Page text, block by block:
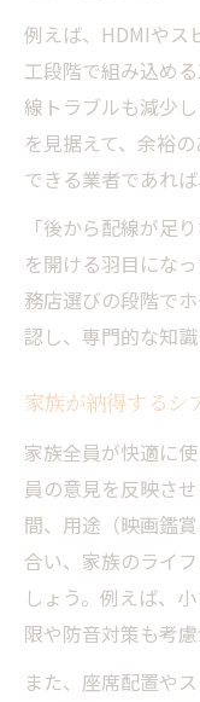
例えば、HDMIやス
工段階で組み込め
線トラブルも減少
を見据えて、余裕
できる業者であれ
「後から配線が足
を開ける羽目にな
務店選びの段階で
認し、専門的な知
家族が納得するシ
家族全員が快適に
員の意見を反映さ
間、用途（映画鑑
合い、家族のライ
しょう。例えば、
限や防音対策も考慮
また、座席配置や